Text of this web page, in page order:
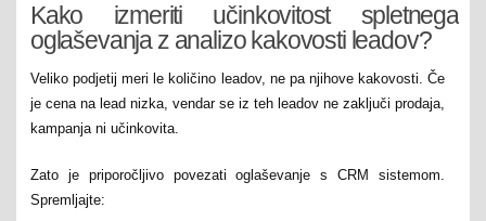
Kako izmeriti učinkovitost spletnega
oglaševanja z analizo kakovosti leadov?
Veliko podjetij meri le količino leadov, ne pa njihove kakovosti. Če
je cena na lead nizka, vendar se iz teh leadov ne zaključi prodaja,
kampanja ni učinkovita.
Zato je priporočljivo povezati oglaševanje s CRM sistemom.
Spremljajte: